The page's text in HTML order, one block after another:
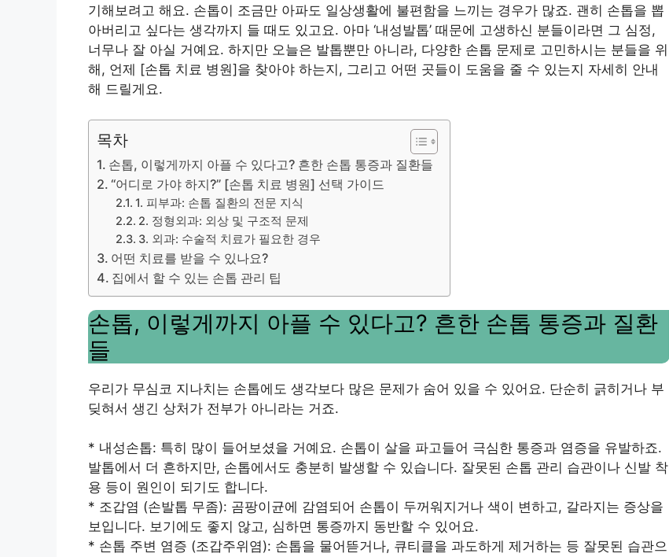
기해보려고 해요. 손톱이 조금만 아파도 일상생활에 불편함을 느끼는 경우가 많죠. 괜히 손톱을 뽑
아버리고 싶다는 생각까지 들 때도 있고요. 아마 ‘내성발톱’ 때문에 고생하신 분들이라면 그 심정,
너무나 잘 아실 거예요. 하지만 오늘은 발톱뿐만 아니라, 다양한 손톱 문제로 고민하시는 분들을 위
해, 언제 [손톱 치료 병원]을 찾아야 하는지, 그리고 어떤 곳들이 도움을 줄 수 있는지 자세히 안내
해 드릴게요.
목차
손톱, 이렇게까지 아플 수 있다고? 흔한 손톱 통증과 질환들
“어디로 가야 하지?” [손톱 치료 병원] 선택 가이드
1. 피부과: 손톱 질환의 전문 지식
2. 정형외과: 외상 및 구조적 문제
3. 외과: 수술적 치료가 필요한 경우
어떤 치료를 받을 수 있나요?
집에서 할 수 있는 손톱 관리 팁
손톱, 이렇게까지 아플 수 있다고? 흔한 손톱 통증과 질환
들
우리가 무심코 지나치는 손톱에도 생각보다 많은 문제가 숨어 있을 수 있어요. 단순히 긁히거나 부
딪혀서 생긴 상처가 전부가 아니라는 거죠.
* 내성손톱: 특히 많이 들어보셨을 거예요. 손톱이 살을 파고들어 극심한 통증과 염증을 유발하죠.
발톱에서 더 흔하지만, 손톱에서도 충분히 발생할 수 있습니다. 잘못된 손톱 관리 습관이나 신발 착
용 등이 원인이 되기도 합니다.
* 조갑염 (손발톱 무좀): 곰팡이균에 감염되어 손톱이 두꺼워지거나 색이 변하고, 갈라지는 증상을
보입니다. 보기에도 좋지 않고, 심하면 통증까지 동반할 수 있어요.
* 손톱 주변 염증 (조갑주위염): 손톱을 물어뜯거나, 큐티클을 과도하게 제거하는 등 잘못된 습관으